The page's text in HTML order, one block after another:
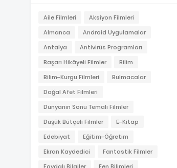
Aile Filmleri
Aksiyon Filmleri
Almanca
Android Uygulamalar
Antalya
Antivirüs Programları
Başarı Hikâyeli Filmler
Bilim
Bilim-Kurgu Filmleri
Bulmacalar
Doğal Afet Filmleri
Dünyanın Sonu Temalı Filmler
Düşük Bütçeli Filmler
E-Kitap
Edebiyat
Eğitim-Öğretim
Ekran Kaydedici
Fantastik Filmler